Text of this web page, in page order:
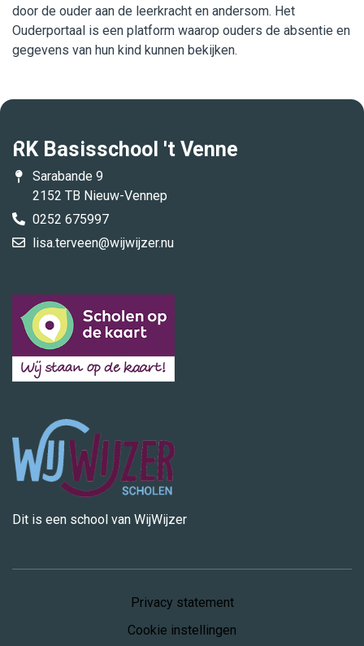
door de ouder aan de leerkracht en andersom. Het
Ouderportaal is een platform waarop ouders de absentie en
gegevens van hun kind kunnen bekijken.
RK Basisschool 't Venne
Sarabande 9
2152 TB Nieuw-Vennep
0252 675997
lisa.terveen@wijwijzer.nu
Dit is een school van WijWijzer
Privacy statement
Cookie instellingen